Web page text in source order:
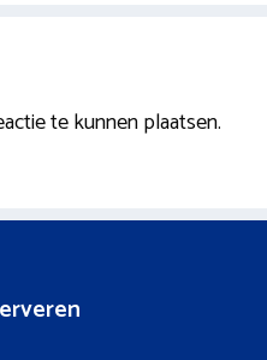
te kunnen plaatsen.